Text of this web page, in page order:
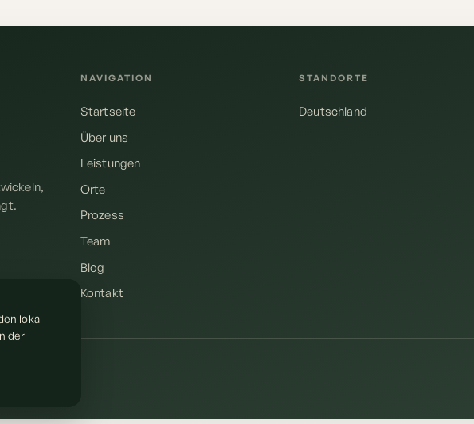
NAVIGATION
Startseite
Über uns
Leistungen
Orte
Prozess
Team
Blog
Kontakt
STANDORTE
Deutschland
lokal
der